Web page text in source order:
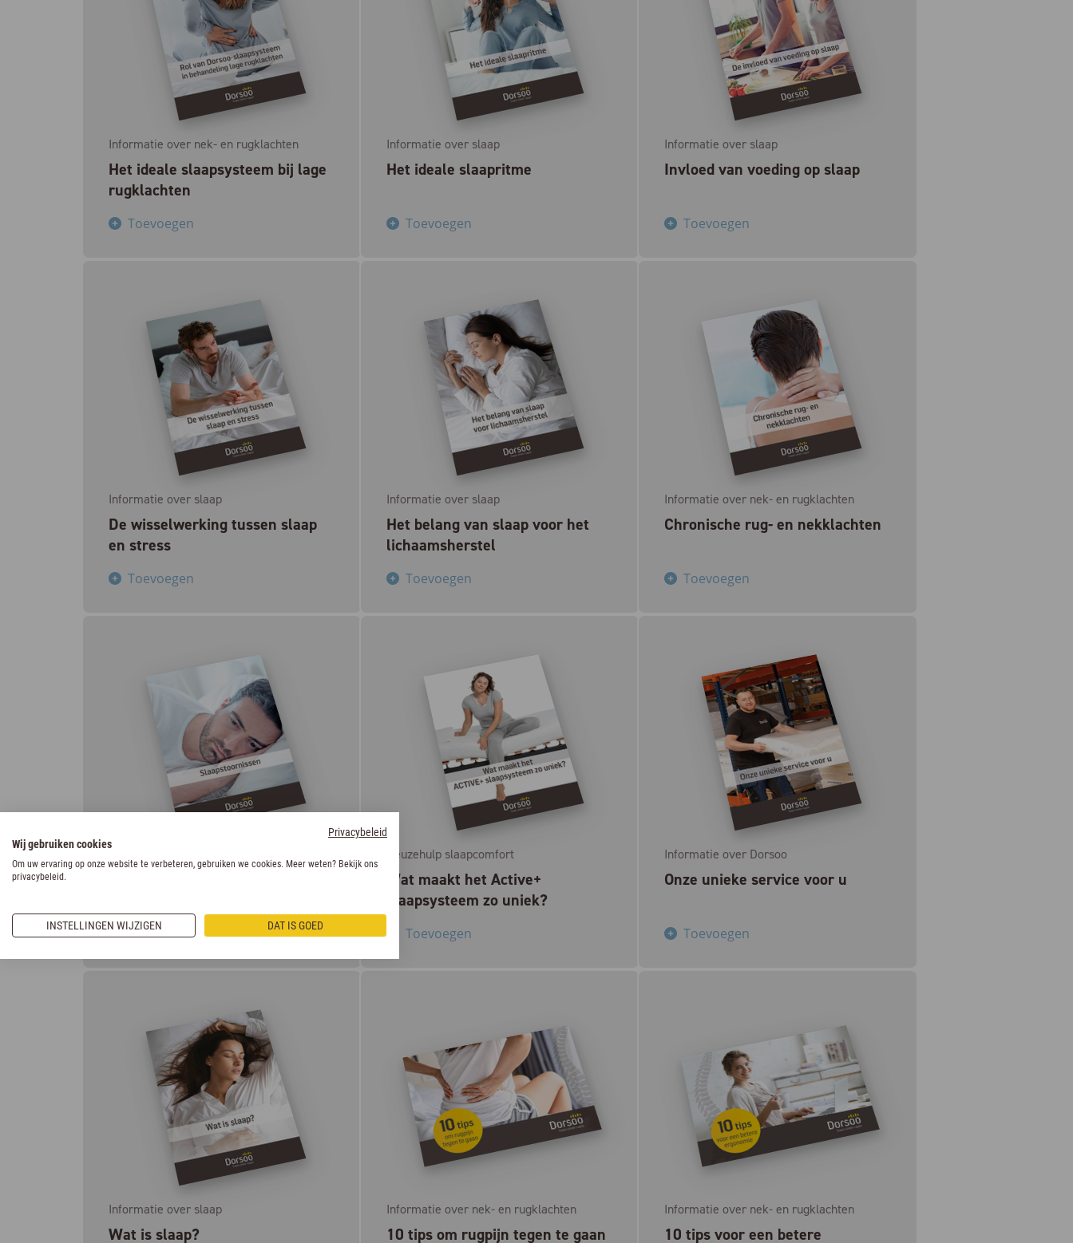
Informatie over nek- en rugklachten
Het ideale slaapsysteem bij lage
rugklachten
Toevoegen
Informatie over slaap
Het ideale slaapritme
Toevoegen
Informatie over slaap
Invloed van voeding op slaap
Toevoegen
Informatie over slaap
De wisselwerking tussen slaap
en stress
Toevoegen
Informatie over slaap
Het belang van slaap voor het
lichaamsherstel
Toevoegen
Informatie over nek- en rugklachten
Chronische rug- en nekklachten
Toevoegen
Toevoegen
Keuzehulp slaapcomfort
Wat maakt het Active+
slaapsysteem zo uniek?
Toevoegen
Informatie over Dorsoo
Onze unieke service voor u
Toevoegen
Informatie over slaap
Wat is slaap?
Informatie over nek- en rugklachten
10 tips om rugpijn tegen te gaan
Informatie over nek- en rugklachten
10 tips voor een betere
Privacybeleid
Wij gebruiken cookies
Om uw ervaring op onze website te verbeteren, gebruiken we cookies. Meer weten? Bekijk ons
privacybeleid.
INSTELLINGEN WIJZIGEN DAT IS GOED